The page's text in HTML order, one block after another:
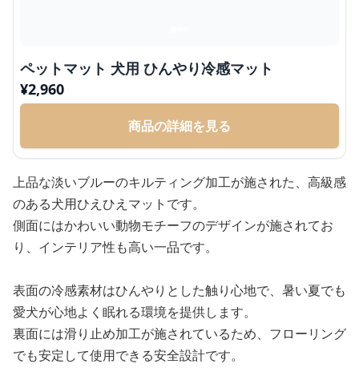
ペットマット 犬用 ひんやり冷感マット
¥2,960
商品の詳細を見る
上品な淡いブルーのキルティング加工が施された、高級感
のある犬用ひえひえマットです。
側面にはかわいい動物モチーフのデザインが施されてお
り、インテリア性も高い一品です。
表面の冷感素材はひんやりとした触り心地で、暑い夏でも
愛犬が心地よく眠れる環境を提供します。
裏面には滑り止め加工が施されているため、フローリング
でも安定して使用できる安全設計です。